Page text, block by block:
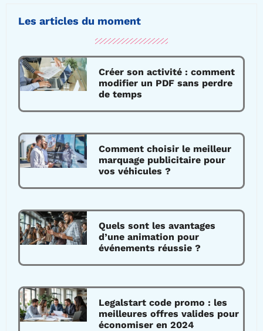
Les articles du moment
Créer son activité : comment
modifier un PDF sans perdre
de temps
Comment choisir le meilleur
marquage publicitaire pour
vos véhicules ?
Quels sont les avantages
d’une animation pour
événements réussie ?
Legalstart code promo : les
meilleures offres valides pour
économiser en 2024